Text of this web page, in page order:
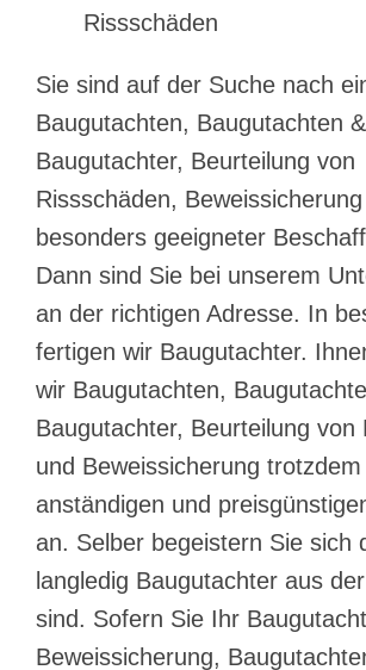
Rissschäden
Sie sind auf der Suche nach
Baugutachten, Baugutachten &
Baugutachter, Beurteilung von
Rissschäden,
besonders geeigneter
Dann sind Sie bei unserem
an der richtigen Adresse. In
fertigen wir Baugutachter.
wir Baugutachten,
Baugutachter, Beurteilung von
und Beweissicherung trotzdem
anständigen und
an. Selber begeistern Sie sich
langledig Baugutachter aus
sind. Sofern Sie Ihr
Beweissicherung,